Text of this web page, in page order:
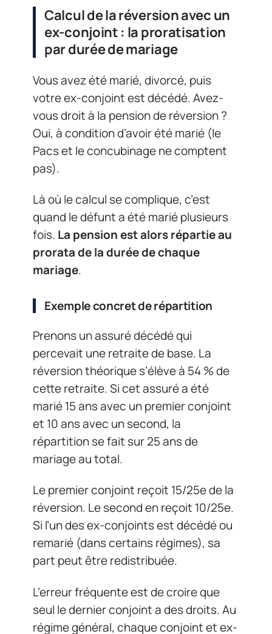
Calcul de la réversion avec un
ex-conjoint : la proratisation
par durée de mariage
Vous avez été marié, divorcé, puis
votre ex-conjoint est décédé. Avez-
vous droit à la pension de réversion ?
Oui, à condition d’avoir été marié (le
Pacs et le concubinage ne comptent
pas).
Là où le calcul se complique, c’est
quand le défunt a été marié plusieurs
fois. La pension est alors répartie au
prorata de la durée de chaque
mariage.
Exemple concret de répartition
Prenons un assuré décédé qui
percevait une retraite de base. La
réversion théorique s’élève à 54 % de
cette retraite. Si cet assuré a été
marié 15 ans avec un premier conjoint
et 10 ans avec un second, la
répartition se fait sur 25 ans de
mariage au total.
Le premier conjoint reçoit 15/25e de la
réversion. Le second en reçoit 10/25e.
Si l’un des ex-conjoints est décédé ou
remarié (dans certains régimes), sa
part peut être redistribuée.
L’erreur fréquente est de croire que
seul le dernier conjoint a des droits. Au
régime général, chaque conjoint et ex-